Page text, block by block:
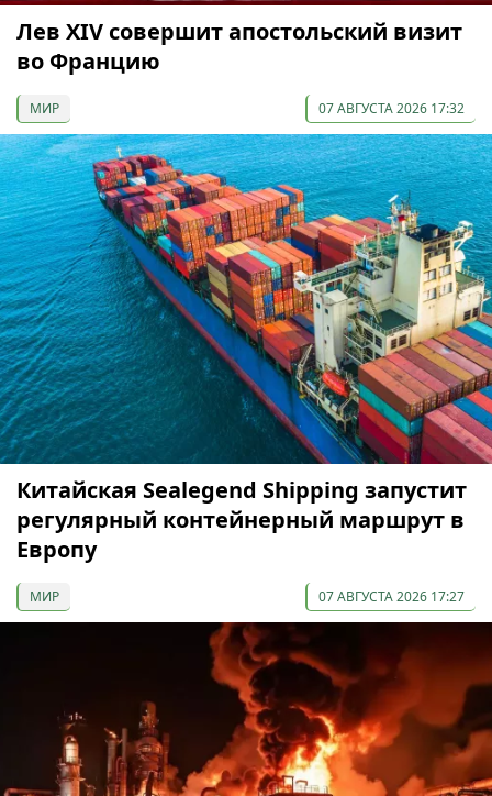
Лев XIV совершит апостольский визит
во Францию
МИР 07 АВГУСТА 2026 17:32
Китайская Sealegend Shipping запустит
регулярный контейнерный маршрут в
Европу
МИР 07 АВГУСТА 2026 17:27